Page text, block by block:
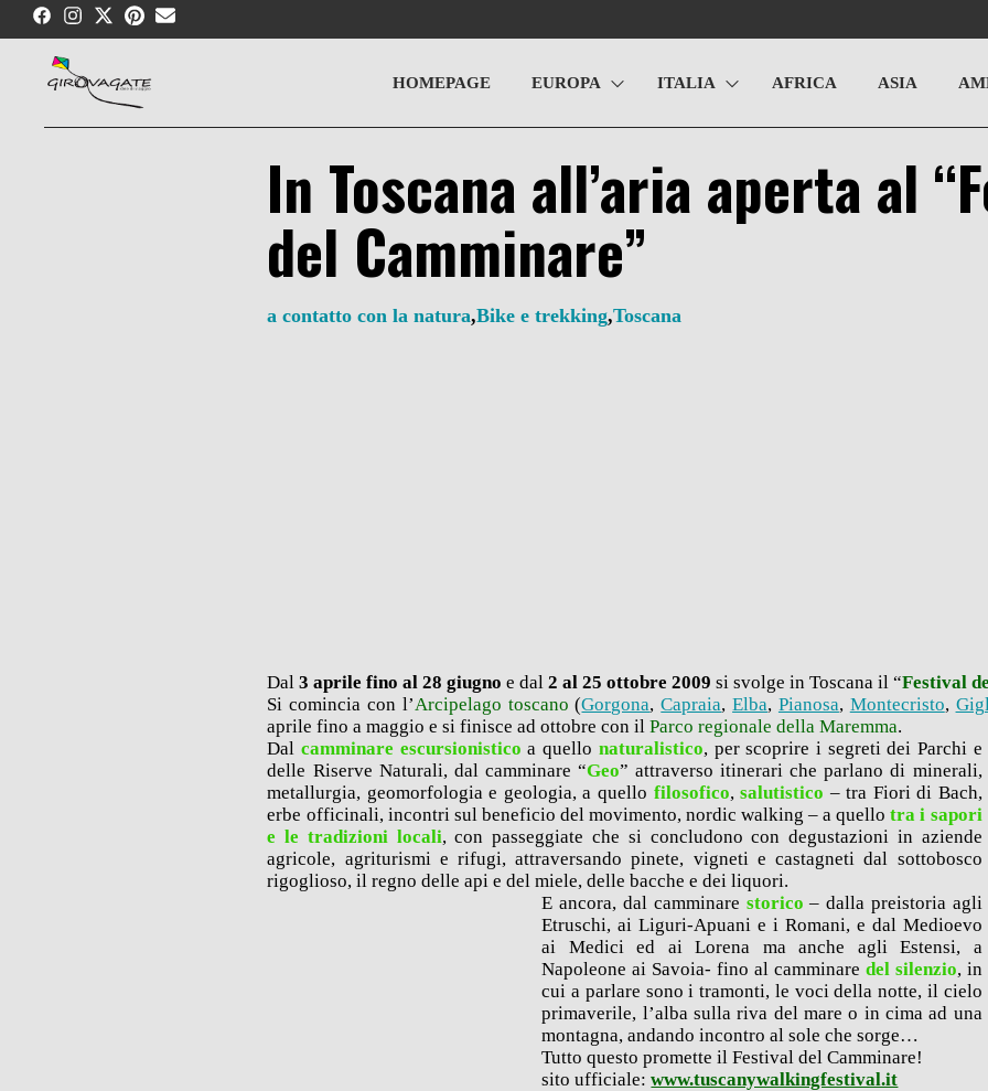
Skip
content
HOMEPAGE EUROPA ITALIA AFRICA ASIA
In Toscana all’aria aperta al
del Camminare”
a contatto con la natura,Bike e trekking,Toscana
Dal3 aprile fino al 28 giugno e dal2 al 25 ottobre 2009 si svolge in Toscana il “Festival
Si comincia con l’Arcipelago toscano (Gorgona,Capraia,Elba, Pianosa, Montecristo,
aprile fino a maggio e si finisce ad ottobre con ilParco regionale della Maremma.
Dalcamminare escursionistico a quello naturalistico, per scoprire i segreti dei Parchi e
delle Riserve Naturali, dal camminare “Geo” attraverso itinerari che parlano di minerali,
metallurgia, geomorfologia e geologia, a quello filosofico,salutistico – tra Fiori di Bach,
erbe officinali, incontri sul beneficio del movimento, nordic walking – a quellotra i sapori
e le tradizioni locali, con passeggiate che si concludono con degustazioni in aziende
agricole, agriturismi e rifugi, attraversando pinete, vigneti e castagneti dal sottobosco
rigoglioso, il regno delle api e del miele, delle bacche e dei liquori.
E ancora, dal camminare storico – dalla preistoria agli
Etruschi, ai Liguri-Apuani e i Romani, e dal Medioevo
ai Medici ed ai Lorena ma anche agli Estensi, a
Napoleone ai Savoia- fino al camminare del silenzio, in
cui a parlare sono i tramonti, le voci della notte, il cielo
primaverile, l’alba sulla riva del mare o in cima ad una
montagna, andando incontro al sole che sorge…
Tutto questo promette il Festival del Camminare!
sito ufficiale:www.tuscanywalkingfestival.it